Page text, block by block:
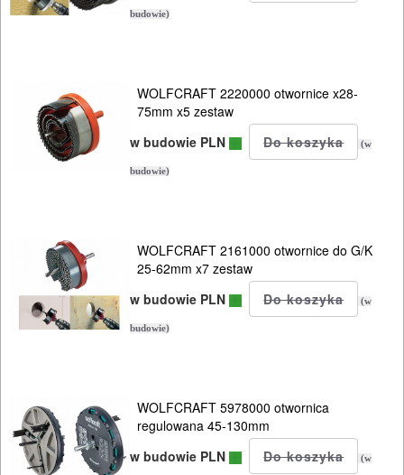
budowie)
WOLFCRAFT 2220000 otwornice x28-
75mm x5 zestaw
w budowie PLN
(w
budowie)
WOLFCRAFT 2161000 otwornice do G/K
25-62mm x7 zestaw
w budowie PLN
(w
budowie)
WOLFCRAFT 5978000 otwornica
regulowana 45-130mm
w budowie PLN
(w